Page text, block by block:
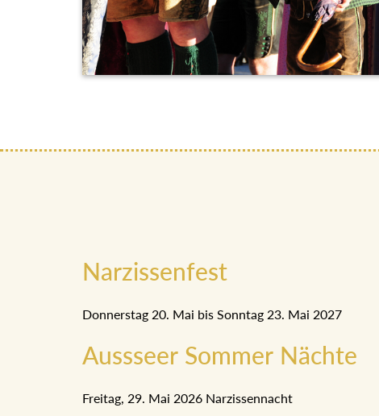
Narzissenfest
Donnerstag 20. Mai bis Sonntag 23. Mai 2027
Aussseer Sommer Nächte
Freitag, 29. Mai 2026 Narzissennacht